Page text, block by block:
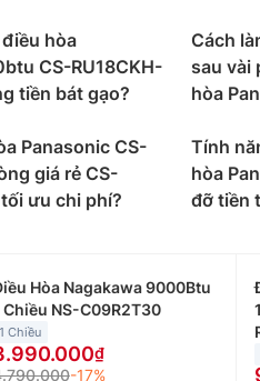
và nhu cầu sử dụng khác
gian có diện tích từ 15
tích từ 30 đến 40m2 như
hòa
CS-RU18CKH-
tiền bát gạo?
Cách
sau vài
hòa
Panasonic CS-
giá rẻ CS-
ưu chi phí?
Tính
hòa
đỡ tiền
Hòa Nagakawa 9000Btu
Chiều NS-C09R2T30
1 Chiều
-17%